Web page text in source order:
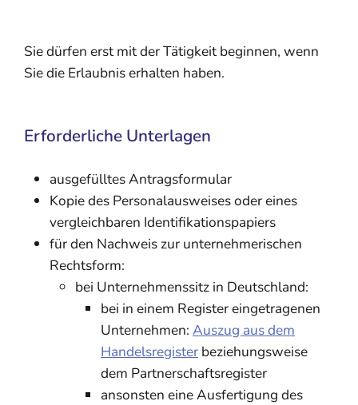
Sie dürfen erst mit der Tätigkeit beginnen, wenn
Sie die Erlaubnis erhalten haben.
Erforderliche Unterlagen
ausgefülltes Antragsformular
Kopie des Personalausweises oder eines
vergleichbaren Identifikationspapiers
für den Nachweis zur unternehmerischen
Rechtsform:
bei Unternehmenssitz in Deutschland:
bei in einem Register eingetragenen
Unternehmen: Auszug aus dem
Handelsregister beziehungsweise
dem Partnerschaftsregister
ansonsten eine Ausfertigung des